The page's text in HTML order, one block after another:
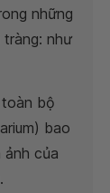
những
như
bộ
bao
ảnh của